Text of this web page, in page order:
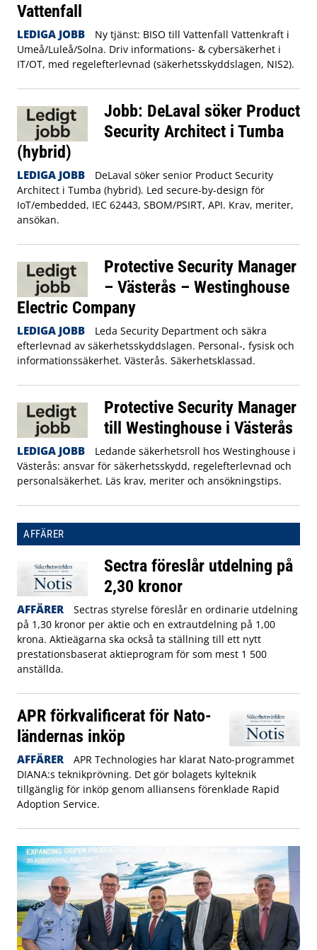
Vattenfall
LEDIGA JOBB
Ny tjänst: BISO till Vattenfall Vattenkraft i
Umeå/Luleå/Solna. Driv informations- & cybersäkerhet i
IT/OT, med regelefterlevnad (säkerhetsskyddslagen, NIS2).
Jobb: DeLaval söker Product
Security Architect i Tumba
(hybrid)
LEDIGA JOBB
DeLaval söker senior Product Security
Architect i Tumba (hybrid). Led secure-by-design för
IoT/embedded, IEC 62443, SBOM/PSIRT, API. Krav, meriter,
ansökan.
Protective Security Manager
– Västerås – Westinghouse
Electric Company
LEDIGA JOBB
Leda Security Department och säkra
efterlevnad av säkerhetsskyddslagen. Personal-, fysisk och
informationssäkerhet. Västerås. Säkerhetsklassad.
Protective Security Manager
till Westinghouse i Västerås
LEDIGA JOBB
Ledande säkerhetsroll hos Westinghouse i
Västerås: ansvar för säkerhetsskydd, regelefterlevnad och
personalsäkerhet. Läs krav, meriter och ansökningstips.
AFFÄRER
Sectra föreslår utdelning på
2,30 kronor
AFFÄRER
Sectras styrelse föreslår en ordinarie utdelning
på 1,30 kronor per aktie och en extrautdelning på 1,00
krona. Aktieägarna ska också ta ställning till ett nytt
prestationsbaserat aktieprogram för som mest 1 500
anställda.
APR förkvalificerat för Nato-
ländernas inköp
AFFÄRER
APR Technologies har klarat Nato-programmet
DIANA:s teknikprövning. Det gör bolagets kylteknik
tillgänglig för inköp genom alliansens förenklade Rapid
Adoption Service.